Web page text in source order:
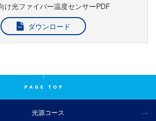
け光ファイバー温度センサーPDF
ダウンロード
光源コース